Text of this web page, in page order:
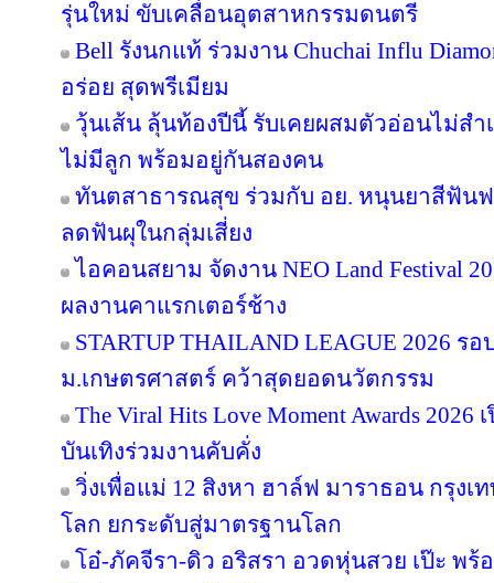
รุ่นใหม่ ขับเคลื่อนอุตสาหกรรมดนตรี
Bell รังนกแท้ ร่วมงาน Chuchai Influ
อร่อย สุดพรีเมียม
วุ้นเส้น ลุ้นท้องปีนี้ รับเคยผสมตัวอ่อนไม่สำ
ไม่มีลูก พร้อมอยู่กันสองคน
ทันตสาธารณสุข ร่วมกับ อย. หนุนยาสีฟันฟ
ลดฟันผุในกลุ่มเสี่ยง
ไอคอนสยาม จัดงาน NEO Land Festival
ผลงานคาแรกเตอร์ช้าง
STARTUP THAILAND LEAGUE 2026 ร
ม.เกษตรศาสตร์ คว้าสุดยอดนวัตกรรม
The Viral Hits Love Moment Awards
บันเทิงร่วมงานคับคั่ง
วิ่งเพื่อแม่ 12 สิงหา ฮาล์ฟ มาราธอน กรุงเ
โลก ยกระดับสู่มาตรฐานโลก
โอ๋-ภัคจีรา-ดิว อริสรา อวดหุ่นสวย เป๊ะ พร้